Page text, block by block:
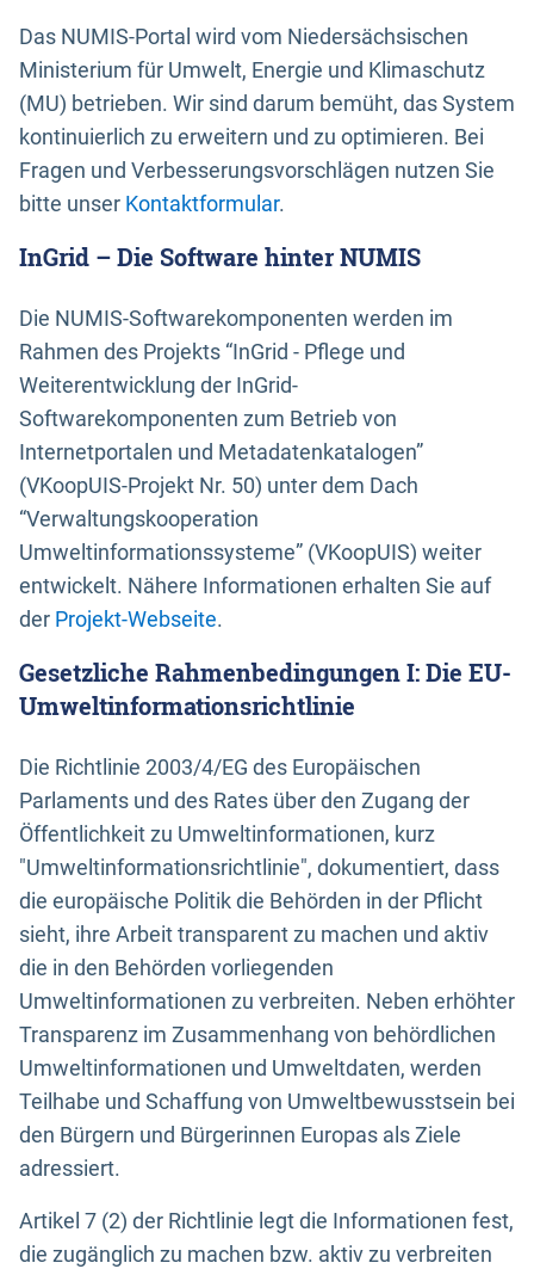
Das NUMIS-Portal wird vom Niedersächsischen
Ministerium für Umwelt, Energie und Klimaschutz
(MU) betrieben. Wir sind darum bemüht, das System
kontinuierlich zu erweitern und zu optimieren. Bei
Fragen und Verbesserungsvorschlägen nutzen Sie
bitte unser Kontaktformular.
InGrid – Die Software hinter NUMIS
Die NUMIS-Softwarekomponenten werden im
Rahmen des Projekts “InGrid - Pflege und
Weiterentwicklung der InGrid-
Softwarekomponenten zum Betrieb von
Internetportalen und Metadatenkatalogen”
(VKoopUIS-Projekt Nr. 50) unter dem Dach
“Verwaltungskooperation
Umweltinformationssysteme” (VKoopUIS) weiter
entwickelt. Nähere Informationen erhalten Sie auf
der Projekt-Webseite.
Gesetzliche Rahmenbedingungen I: Die EU-
Umweltinformationsrichtlinie
Die Richtlinie 2003/4/EG des Europäischen
Parlaments und des Rates über den Zugang der
Öffentlichkeit zu Umweltinformationen, kurz
"Umweltinformationsrichtlinie", dokumentiert, dass
die europäische Politik die Behörden in der Pflicht
sieht, ihre Arbeit transparent zu machen und aktiv
die in den Behörden vorliegenden
Umweltinformationen zu verbreiten. Neben erhöhter
Transparenz im Zusammenhang von behördlichen
Umweltinformationen und Umweltdaten, werden
Teilhabe und Schaffung von Umweltbewusstsein bei
den Bürgern und Bürgerinnen Europas als Ziele
adressiert.
Artikel 7 (2) der Richtlinie legt die Informationen fest,
die zugänglich zu machen bzw. aktiv zu verbreiten